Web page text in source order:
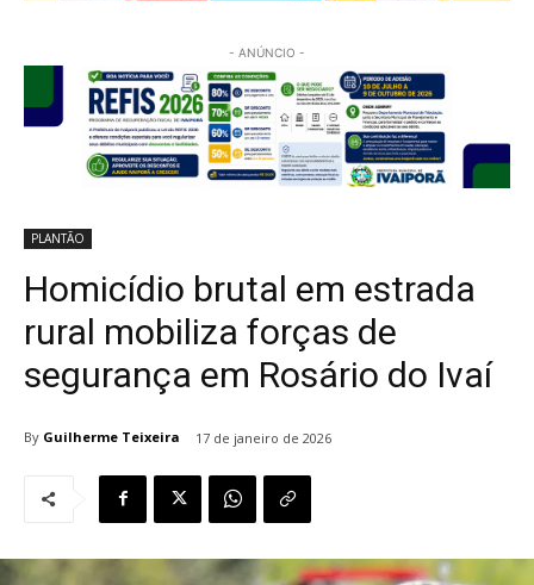
- ANÚNCIO -
PLANTÃO
Homicídio brutal em estrada
rural mobiliza forças de
segurança em Rosário do Ivaí
By Guilherme Teixeira 17 de janeiro de 2026